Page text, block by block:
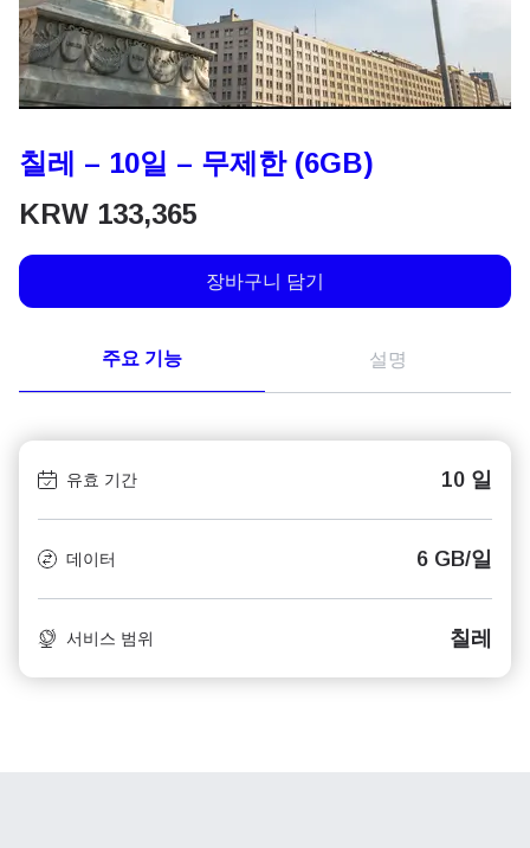
칠레 – 10일 – 무제한 (6GB)
KRW 133,365
장바구니 담기
주요 기능 설명
유효 기간 10 일
데이터 6 GB/일
서비스 범위 칠레